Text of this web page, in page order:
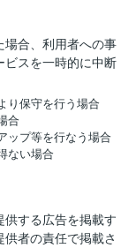
場合、利用者への事
ビスを一時的に中断
り保守を行う場合
合
ップ等を行なう場合
ない場合
供する広告を掲載す
者の責任で掲載さ